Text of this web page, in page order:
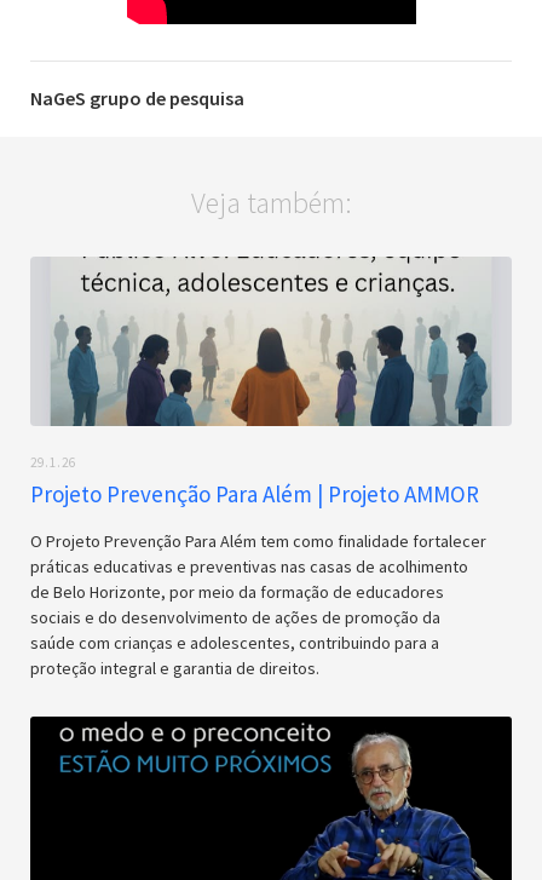
NaGeS grupo de pesquisa
Veja também:
29.1.26
Projeto Prevenção Para Além | Projeto AMMOR
O Projeto Prevenção Para Além tem como finalidade fortalecer
práticas educativas e preventivas nas casas de acolhimento
de Belo Horizonte, por meio da formação de educadores
sociais e do desenvolvimento de ações de promoção da
saúde com crianças e adolescentes, contribuindo para a
proteção integral e garantia de direitos.